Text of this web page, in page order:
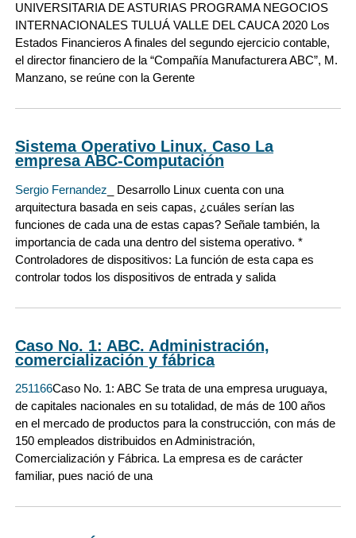
UNIVERSITARIA DE ASTURIAS PROGRAMA NEGOCIOS
INTERNACIONALES TULUÁ VALLE DEL CAUCA 2020 Los
Estados Financieros A finales del segundo ejercicio contable,
el director financiero de la “Compañía Manufacturera ABC”, M.
Manzano, se reúne con la Gerente
Sistema Operativo Linux. Caso La
empresa ABC-Computación
Sergio Fernandez _ Desarrollo Linux cuenta con una
arquitectura basada en seis capas, ¿cuáles serían las
funciones de cada una de estas capas? Señale también, la
importancia de cada una dentro del sistema operativo. *
Controladores de dispositivos: La función de esta capa es
controlar todos los dispositivos de entrada y salida
Caso No. 1: ABC. Administración,
comercialización y fábrica
251166Caso No. 1: ABC Se trata de una empresa uruguaya,
de capitales nacionales en su totalidad, de más de 100 años
en el mercado de productos para la construcción, con más de
150 empleados distribuidos en Administración,
Comercialización y Fábrica. La empresa es de carácter
familiar, pues nació de una